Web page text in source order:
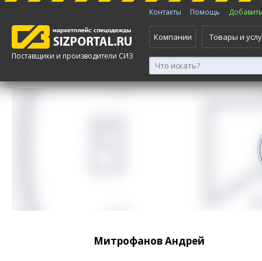
Поставщики и производители СИЗ
Контакты Помощь
Компании Товары и
Митрофанов Андрей